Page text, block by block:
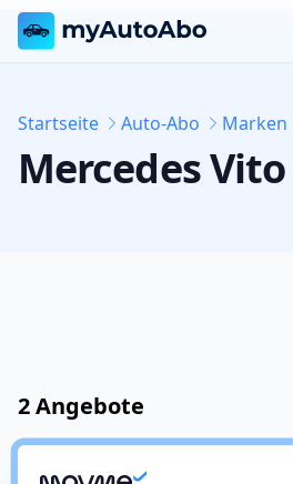
Startseite Auto-Abo Marken
MercedesVito
2 Angebote